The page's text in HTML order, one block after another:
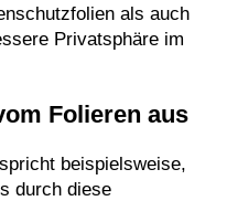
als auch
Privatsphäre im
Folieren aus
beispielsweise,
durch diese